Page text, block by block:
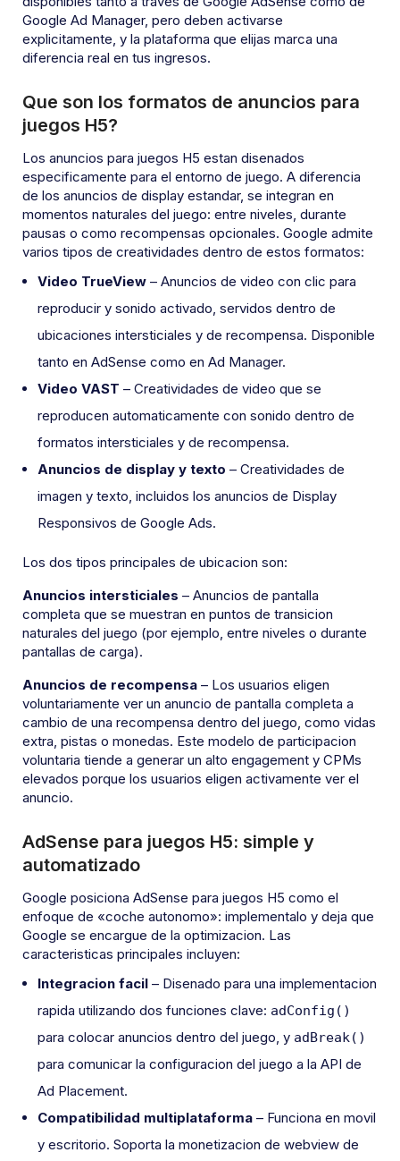
Google Ad Manager, pero deben activarse
explicitamente, y la plataforma que elijas marca una
diferencia real en tus ingresos.
Que son los formatos de anuncios para
juegos H5?
Los anuncios para juegos H5 estan disenados
especificamente para el entorno de juego. A diferencia
de los anuncios de display estandar, se integran en
momentos naturales del juego: entre niveles, durante
pausas o como recompensas opcionales. Google admite
varios tipos de creatividades dentro de estos formatos:
Video TrueView – Anuncios de video con clic para
reproducir y sonido activado, servidos dentro de
ubicaciones intersticiales y de recompensa. Disponible
tanto en AdSense como en Ad Manager.
Video VAST – Creatividades de video que se
reproducen automaticamente con sonido dentro de
formatos intersticiales y de recompensa.
Anuncios de display y texto – Creatividades de
imagen y texto, incluidos los anuncios de Display
Responsivos de Google Ads.
Los dos tipos principales de ubicacion son:
Anuncios intersticiales – Anuncios de pantalla
completa que se muestran en puntos de transicion
naturales del juego (por ejemplo, entre niveles o durante
pantallas de carga).
Anuncios de recompensa – Los usuarios eligen
voluntariamente ver un anuncio de pantalla completa a
cambio de una recompensa dentro del juego, como vidas
extra, pistas o monedas. Este modelo de participacion
voluntaria tiende a generar un alto engagement y CPMs
elevados porque los usuarios eligen activamente ver el
anuncio.
AdSense para juegos H5: simple y
automatizado
Google posiciona AdSense para juegos H5 como el
enfoque de «coche autonomo»: implementalo y deja que
Google se encargue de la optimizacion. Las
caracteristicas principales incluyen:
Integracion facil – Disenado para una implementacion
rapida utilizando dos funciones clave: adConfig()
para colocar anuncios dentro del juego, y adBreak()
para comunicar la configuracion del juego a la API de
Ad Placement.
Compatibilidad multiplataforma – Funciona en movil
y escritorio. Soporta la monetizacion de webview de